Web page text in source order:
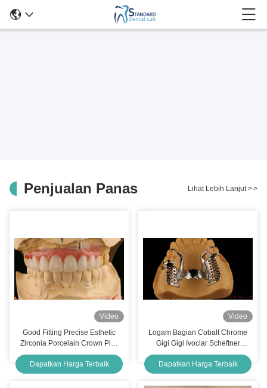
Penjualan Panas Lihat Lebih Lanjut >>
Video
Good Fitting Precise Esthetic
Zirconia Porcelain Crown Pink
Porcelain Dengan Shade
Bleaching
Dapatkan Harga Terbaik
Video
Logam Bagian Cobalt Chrome
Gigi Gigi Ivoclar Scheftner
Nyaman China Dental Lab
Dapatkan Harga Terbaik